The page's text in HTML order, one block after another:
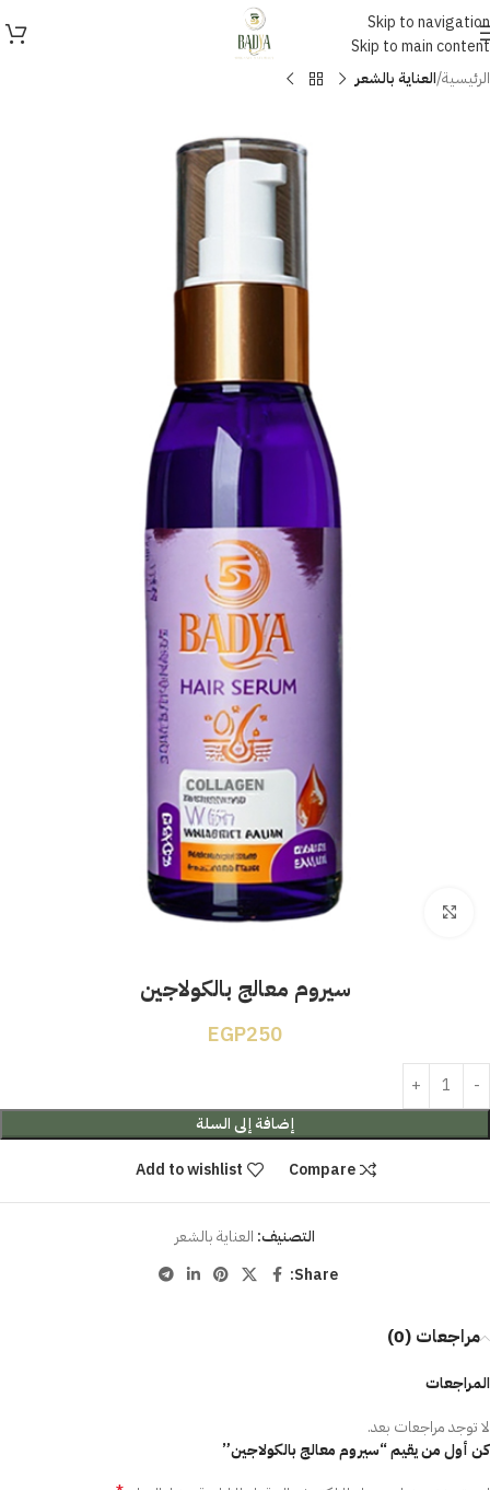
Skip to navigation
Skip to main content
الرئيسية العناية بالشعر
Click to enlarge
سيروم معالج بالكولاجين
EGP250
إضافة إلى السلة
Compare
Add to wishlist
التصنيف: العناية بالشعر
Share:
مراجعات (0)
المراجعات
لا توجد مراجعات بعد.
كن أول من يقيم “سيروم معالج بالكولاجين”